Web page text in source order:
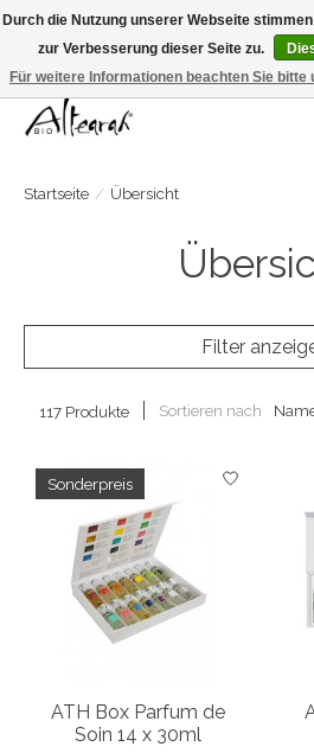
Sommerschließung >>> Wenn Sie in den
Bestellung in Woche 34 verschickt! <<<
Startseite / Übersicht
Filter
117 Produkte Sortieren nach
Sonderpreis
ATH Box Parfum de
Soin 14 x 30ml
Durch die Nutzung unserer Webseite
zur Verbesserung dieser Seite zu.
Für weitere Informationen beachten Sie